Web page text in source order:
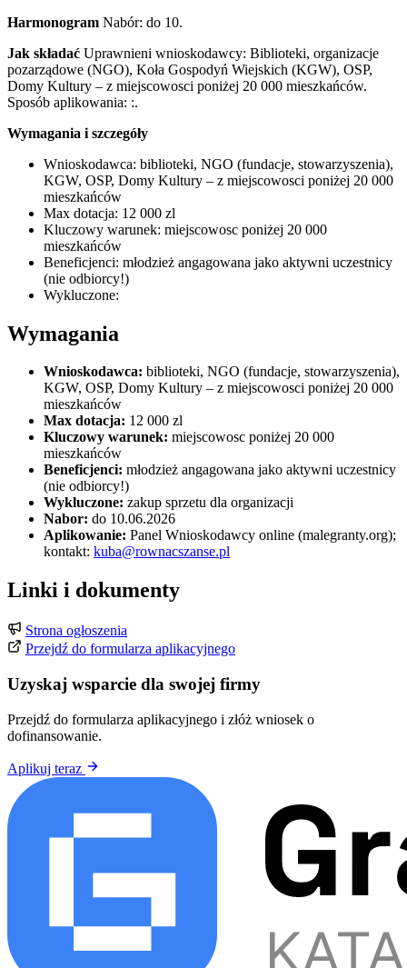
Harmonogram Nabór: do 10.
Jak składać Uprawnieni wnioskodawcy: Biblioteki, organizacje
pozarządowe (NGO), Koła Gospodyń Wiejskich (KGW), OSP,
Domy Kultury – z miejscowosci poniżej 20 000 mieszkańców.
Sposób aplikowania: :.
Wymagania i szczegóły
Wnioskodawca: biblioteki, NGO (fundacje, stowarzyszenia),
KGW, OSP, Domy Kultury – z miejscowosci poniżej 20 000
mieszkańców
Max dotacja: 12 000 zl
Kluczowy warunek: miejscowosc poniżej 20 000
mieszkańców
Beneficjenci: młodzież angagowana jako aktywni uczestnicy
(nie odbiorcy!)
Wykluczone:
Wymagania
Wnioskodawca: biblioteki, NGO (fundacje, stowarzyszenia),
KGW, OSP, Domy Kultury – z miejscowosci poniżej 20 000
mieszkańców
Max dotacja: 12 000 zl
Kluczowy warunek: miejscowosc poniżej 20 000
mieszkańców
Beneficjenci: młodzież angagowana jako aktywni uczestnicy
(nie odbiorcy!)
Wykluczone: zakup sprzetu dla organizacji
Nabor: do 10.06.2026
Aplikowanie: Panel Wnioskodawcy online (malegranty.org);
kontakt: kuba@rownacszanse.pl
Linki i dokumenty
Strona ogłoszenia
Przejdź do formularza aplikacyjnego
Uzyskaj wsparcie dla swojej firmy
Przejdź do formularza aplikacyjnego i złóż wniosek o
dofinansowanie.
Aplikuj teraz